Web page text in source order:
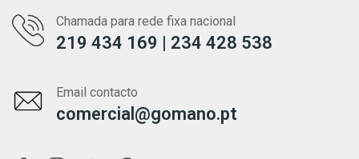
Chamada para rede fixa nacional
219 434 169 | 234 428 538
Email contacto
comercial@gomano.pt